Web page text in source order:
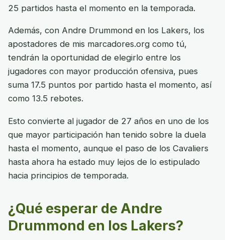
25 partidos hasta el momento en la temporada.
Además, con Andre Drummond en los Lakers, los
apostadores de mis marcadores.org como tú,
tendrán la oportunidad de elegirlo entre los
jugadores con mayor producción ofensiva, pues
suma 17.5 puntos por partido hasta el momento, así
como 13.5 rebotes.
Esto convierte al jugador de 27 años en uno de los
que mayor participación han tenido sobre la duela
hasta el momento, aunque el paso de los Cavaliers
hasta ahora ha estado muy lejos de lo estipulado
hacia principios de temporada.
¿Qué esperar de Andre
Drummond en los Lakers?